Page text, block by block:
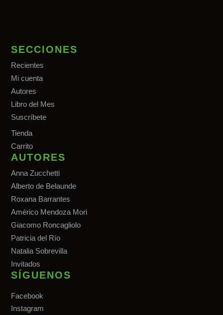
SECCIONES
Recientes
Mi cuenta
Autores
Libro del Mes
Suscríbete
Tienda
Carrito
AUTORES
Anna Zucchetti
Alberto de Belaunde
Roxana Barrantes
Américo Mendoza Mori
Giacomo Roncagliolo
Patricia del Río
Natalia Sobrevilla
Invitados
SÍGUENOS
Facebook
Instagram